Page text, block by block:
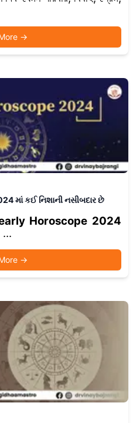
→
માં કઈ નિશાની નસીબદાર છે
Horoscope 2024
→